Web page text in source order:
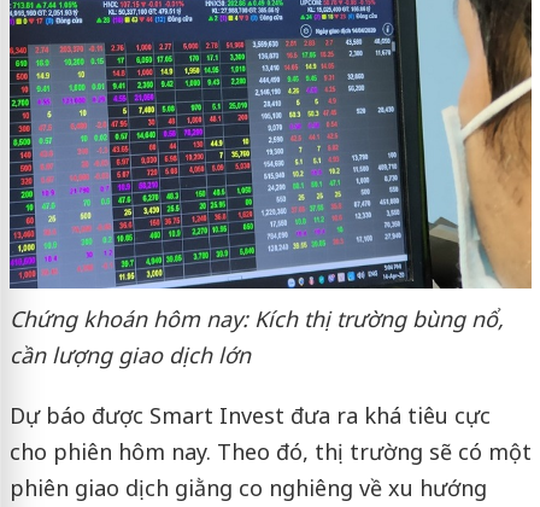
Chứng khoán hôm nay: Kích thị trường bùng nổ,
cần lượng giao dịch lớn
Dự báo được Smart Invest đưa ra khá tiêu cực
cho phiên hôm nay. Theo đó, thị trường sẽ có một
phiên giao dịch giằng co nghiêng về xu hướng